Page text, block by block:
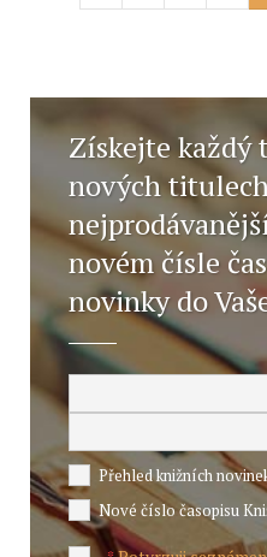
Získejte každý
nových
novém čísle
novinky do
Přehled knižních
Nové číslo časopisu